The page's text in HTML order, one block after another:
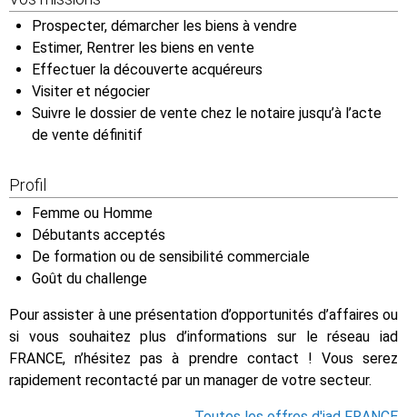
Prospecter, démarcher les biens à vendre
Estimer, Rentrer les biens en vente
Effectuer la découverte acquéreurs
Visiter et négocier
Suivre le dossier de vente chez le notaire jusqu’à l’acte
de vente définitif
Profil
Femme ou Homme
Débutants acceptés
De formation ou de sensibilité commerciale
Goût du challenge
Pour assister à une présentation d’opportunités d’affaires ou
si vous souhaitez plus d’informations sur le réseau iad
FRANCE, n’hésitez pas à prendre contact ! Vous serez
rapidement recontacté par un manager de votre secteur.